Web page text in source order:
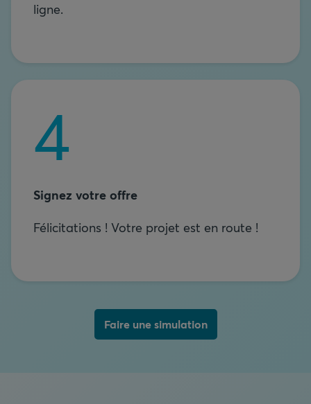
ligne.
Signez votre offre
Félicitations ! Votre projet est en route !
Faire une simulation